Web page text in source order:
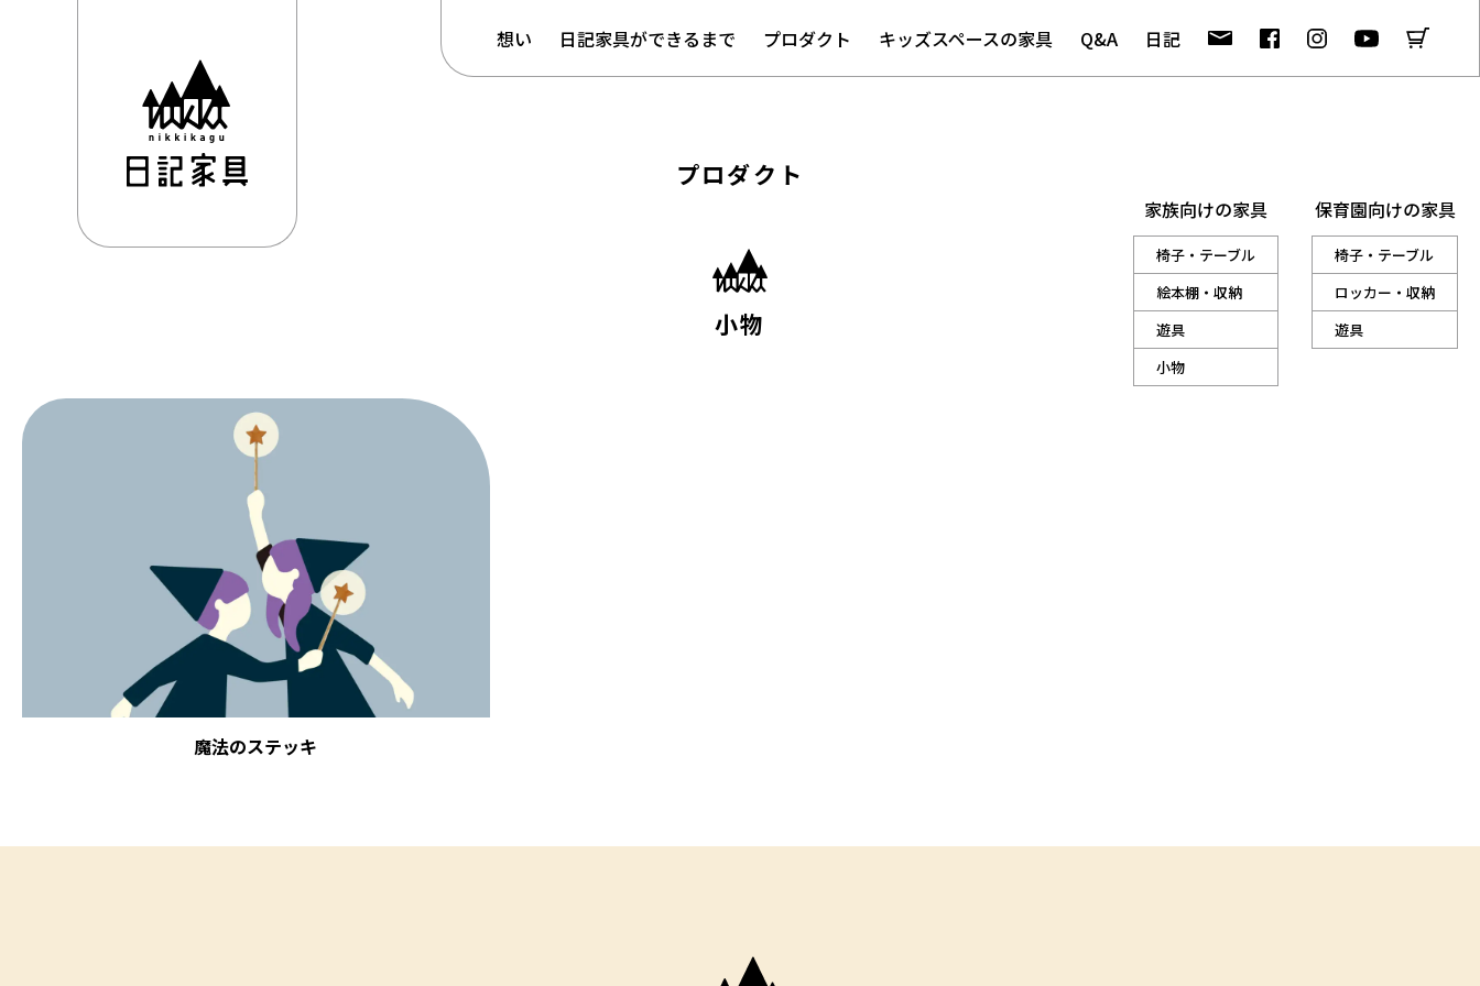
想い 日記家具ができるまで プロダクト キッズスペースの家具 Q&A 日記
プロダクト
家族向けの家具
椅子・テーブル
絵本棚・収納
遊具
小物
保育園向けの家具
椅子・テーブル
ロッカー・収納
遊具
小物
魔法のステッキ